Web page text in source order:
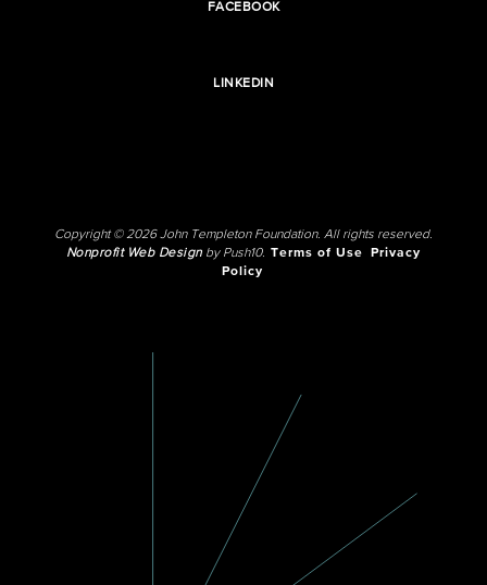
FACEBOOK
LINKEDIN
Copyright © 2026 John Templeton Foundation. All rights reserved.
Nonprofit Web Designby Push10. Terms of Use
Privacy
Policy